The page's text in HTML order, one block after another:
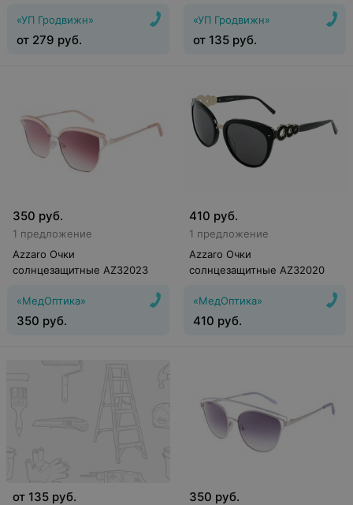
«УП Гродвижн»
от 279 руб.
«УП Гродвижн»
от 135 руб.
350 руб.
1 предложение
Azzaro Очки
солнцезащитные AZ32023
«МедОптика»
350 руб.
410 руб.
1 предложение
Azzaro Очки
солнцезащитные AZ32020
«МедОптика»
410 руб.
от 135 руб. 350 руб.